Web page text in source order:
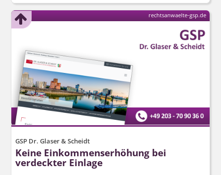
GSP Dr. Glaser & Scheidt
Keine Einkommenserhöhung bei
verdeckter Einlage
rechtsanwaelte-gsp.de